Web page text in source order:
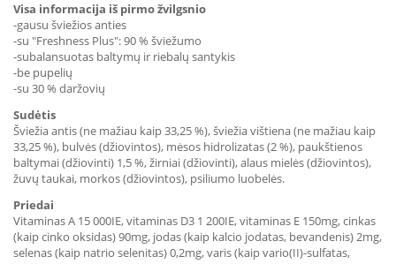
Visa informacija iš pirmo žvilgsnio
-gausu šviežios anties
-su "Freshness Plus": 90 % šviežumo
-subalansuotas baltymų ir riebalų santykis
-be pupelių
-su 30 % daržovių
Sudėtis
Šviežia antis (ne mažiau kaip 33,25 %), šviežia vištiena (ne mažiau kaip
33,25 %), bulvės (džiovintos), mėsos hidrolizatas (2 %), paukštienos
baltymai (džiovinti) 1,5 %, žirniai (džiovinti), alaus mielės (džiovintos),
žuvų taukai, morkos (džiovintos), psiliumo luobelės.
Priedai
Vitaminas A 15 000IE, vitaminas D3 1 200IE, vitaminas E 150mg, cinkas
(kaip cinko oksidas) 90mg, jodas (kaip kalcio jodatas, bevandenis) 2mg,
selenas (kaip natrio selenitas) 0,2mg, varis (kaip vario(II)-sulfatas,